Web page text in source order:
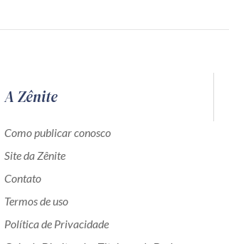
A Zênite
Como publicar conosco
Site da Zênite
Contato
Termos de uso
Política de Privacidade